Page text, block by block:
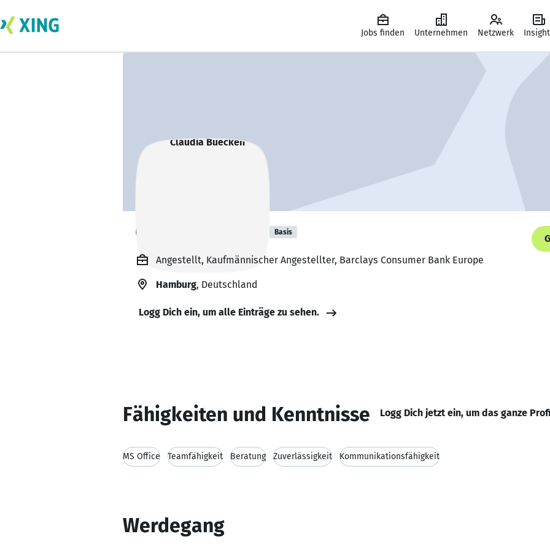
Jobs finden Unternehmen Netzwerk
Claudia Buecken Basis
Angestellt, Kaufmännischer Angestellter, Barclays Consumer Bank Europe
Hamburg, Deutschland
Logg Dich ein, um alle Einträge zu sehen.
Fähigkeiten und Kenntnisse Logg Dich jetzt ein, um das ganze
MS Office Teamfähigkeit Beratung Zuverlässigkeit Kommunikationsfähigkeit
Werdegang